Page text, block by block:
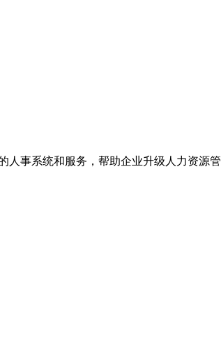
事系统和服务，帮助企业升级人力资源管